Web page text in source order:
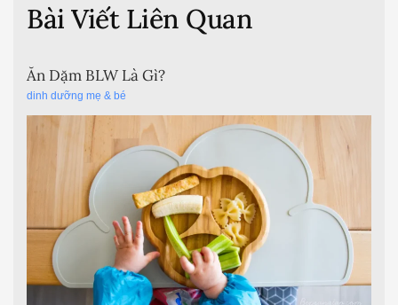
Bài Viết Liên Quan
Ăn Dặm BLW Là Gì?
dinh dưỡng mẹ & bé